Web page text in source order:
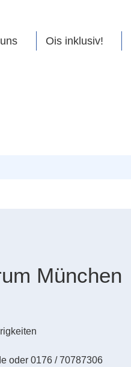
Ois inklusiv!
München
oder 0176 / 70787306